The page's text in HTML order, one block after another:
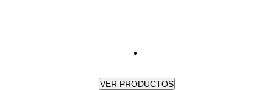
VER PRODUCTOS